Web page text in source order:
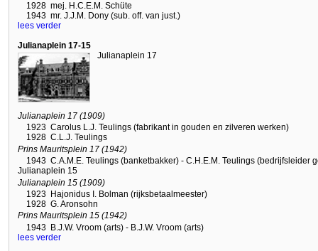
1928 mej. H.C.E.M. Schüte
1943 mr. J.J.M. Dony (sub. off. van just.)
lees verder
Julianaplein 17-15
Julianaplein 17
Julianaplein 17 (1909)
1923 Carolus L.J. Teulings (fabrikant in gouden en zilveren werken)
1928 C.L.J. Teulings
Prins Mauritsplein 17 (1942)
1943 C.A.M.E. Teulings (banketbakker) - C.H.E.M. Teulings (bedrijfsleider
Julianaplein 15
Julianaplein 15 (1909)
1923 Hajonidus I. Bolman (rijksbetaalmeester)
1928 G. Aronsohn
Prins Mauritsplein 15 (1942)
1943 B.J.W. Vroom (arts) - B.J.W. Vroom (arts)
lees verder